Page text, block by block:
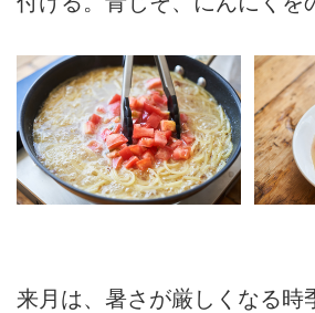
来月は、暑さが厳しくなる時